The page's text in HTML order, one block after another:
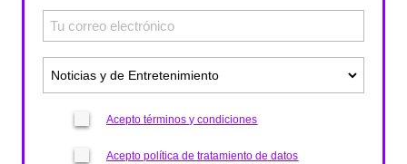
Acepto términos y condiciones
Acepto política de tratamiento de datos